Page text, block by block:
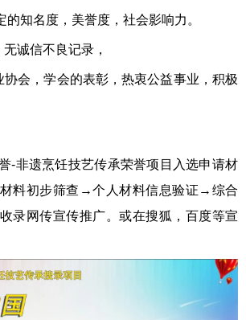
的知名度，美誉度，社会影响力。
诚信不良记录，
会，学会的表彰，热衷公益事业，积极
-非遗烹饪技艺传承荣誉项目入选申请材
料初步筛查→个人材料信息验证→综合
录网传宣传推广。或在搜狐，百度等宣